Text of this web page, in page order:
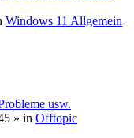
Windows 11 Allgemein
usw.
» in Offtopic